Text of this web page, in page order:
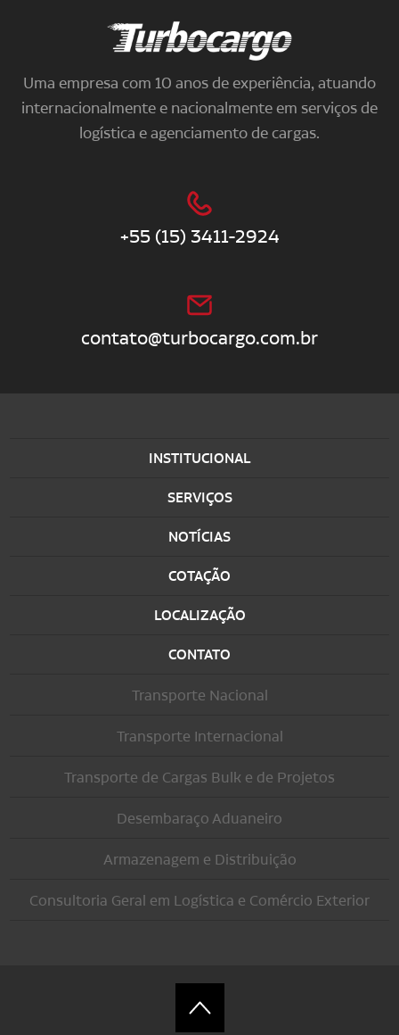
Turbocargo
Uma empresa com 10 anos de experiência, atuando
internacionalmente e nacionalmente em serviços de
logística e agenciamento de cargas.
+55 (15) 3411-2924
contato@turbocargo.com.br
INSTITUCIONAL
SERVIÇOS
NOTÍCIAS
COTAÇÃO
LOCALIZAÇÃO
CONTATO
Transporte Nacional
Transporte Internacional
Transporte de Cargas Bulk e de Projetos
Desembaraço Aduaneiro
Armazenagem e Distribuição
Consultoria Geral em Logística e Comércio Exterior